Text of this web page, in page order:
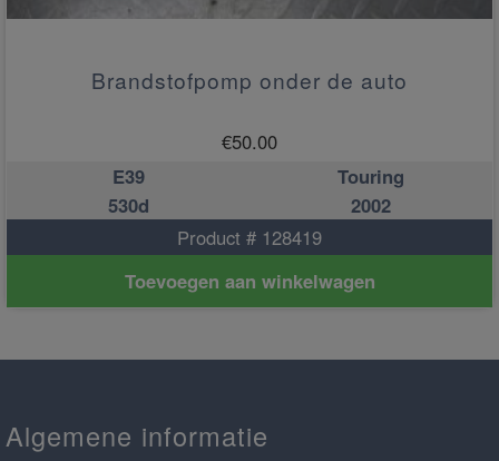
Brandstofpomp onder de auto
€50.00
E39
Touring
530d
2002
Product # 128419
Toevoegen aan winkelwagen
Algemene informatie